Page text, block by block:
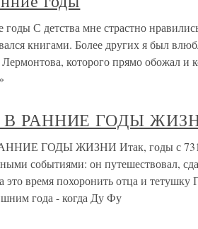
С детства мне страстно
книгами. Более других я был
которого прямо обожал и
РАННИЕ ГОДЫ
ГОДЫ ЖИЗНИ Итак, годы с 731
событиями: он путешествовал,
это время похоронить отца и
года - когда Ду Фу